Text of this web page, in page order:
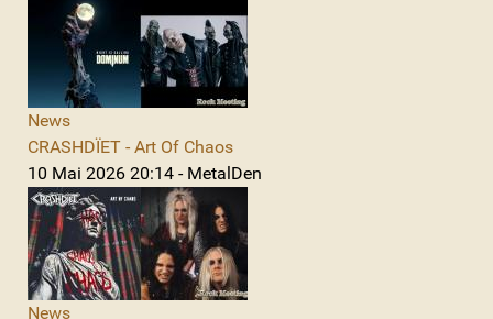
News
CRASHDÏET - Art Of Chaos
10 Mai 2026 20:14 - MetalDen
News